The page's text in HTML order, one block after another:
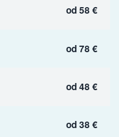
od 58 €
od 78 €
od 48 €
od 38 €